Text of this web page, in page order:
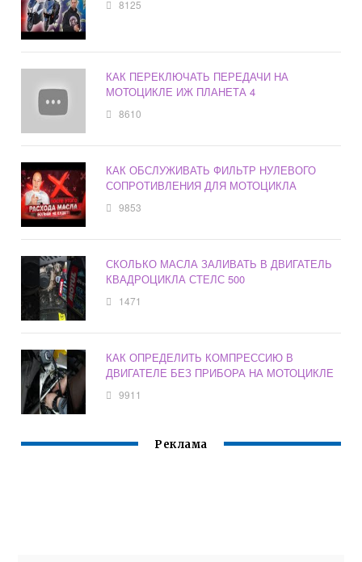
8125
КАК ПЕРЕКЛЮЧАТЬ ПЕРЕДАЧИ НА
МОТОЦИКЛЕ ИЖ ПЛАНЕТА 4
8610
КАК ОБСЛУЖИВАТЬ ФИЛЬТР НУЛЕВОГО
СОПРОТИВЛЕНИЯ ДЛЯ МОТОЦИКЛА
9853
СКОЛЬКО МАСЛА ЗАЛИВАТЬ В ДВИГАТЕЛЬ
КВАДРОЦИКЛА СТЕЛС 500
1471
КАК ОПРЕДЕЛИТЬ КОМПРЕССИЮ В
ДВИГАТЕЛЕ БЕЗ ПРИБОРА НА МОТОЦИКЛЕ
9911
Реклама